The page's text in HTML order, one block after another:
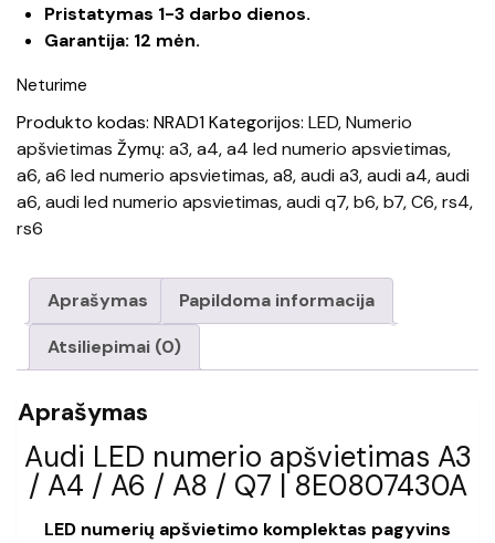
Pristatymas 1-3 darbo dienos.
Garantija: 12 mėn.
Neturime
Produkto kodas: NRAD1Kategorijos: LED,Numerio
apšvietimas Žymų: a3,a4,a4 led numerio apsvietimas,
a6,a6 led numerio apsvietimas,a8,audi a3,audi a4,audi
a6,audi led numerio apsvietimas,audi q7,b6,b7,C6,rs4,
rs6
Aprašymas
Papildoma informacija
Atsiliepimai (0)
Aprašymas
Audi LED numerio apšvietimas A3
/ A4 / A6 / A8 / Q7 | 8E0807430A
LED numerių apšvietimo komplektas pagyvins